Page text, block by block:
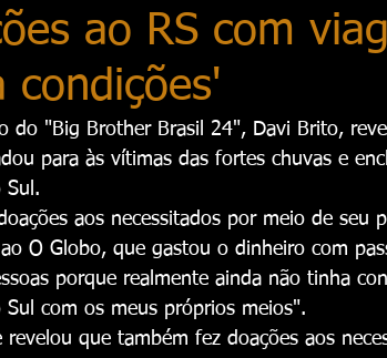
ao RS com
condições'
do "Big Brother Brasil 24", Davi Brito,
para às vítimas das fortes chuvas e
Sul.
aos necessitados por meio de seu
O Globo, que gastou o dinheiro com
porque realmente ainda não tinha
Sul com os meus próprios meios".
revelou que também fez doações aos